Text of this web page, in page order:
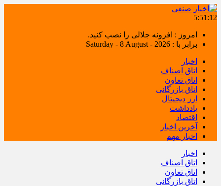
5:51:12
امروز : افزونه جلالی را نصب کنید.
برابر با : Saturday - 8 August - 2026
اخبار
اتاق اصناف
اتاق تعاون
اتاق بازرگانی
ارز دیجیتال
یادداشت
اقتصاد
آخرین اخبار
اخبار مهم
اخبار
اتاق اصناف
اتاق تعاون
اتاق بازرگانی